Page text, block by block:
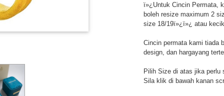
ï»¿Untuk Cincin Permata,
boleh resize maximum 2
size 18/19ï»¿ï»¿ atau
Cincin permata kami tiada
design, dan hargayang
Pilih Size di atas jika perlu
Sila klik di bawah kanan